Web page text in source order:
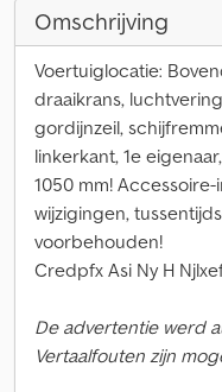
Omschrijving
Voertuiglocatie:
draaikrans,
gordijnzeil,
linkerkant, 1e
1050 mm!
wijzigingen,
voorbehouden!
Credpfx Asi Ny H
De advertentie werd
Vertaalfouten zijn